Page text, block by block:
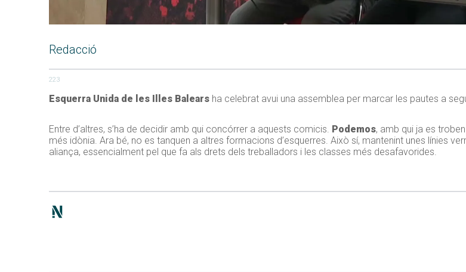
Redacció
223
Esquerra Unida de les Illes Balears ha celebrat avui una assemblea per marcar les pautes a
Entre d’altres, s’ha de decidir amb qui concórrer a aquests comicis. Podemos, amb qui ja es
més idònia. Ara bé, no es tanquen a altres formacions d’esquerres. Això sí, mantenint unes línies
aliança, essencialment pel que fa als drets dels treballadors i les classes més desafavorides.